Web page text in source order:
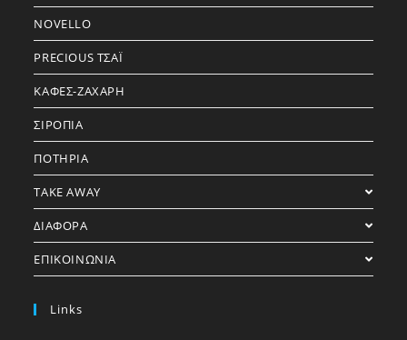
NOVELLO
PRECIOUS ΤΣΑΪ
ΚΑΦΕΣ-ΖΑΧΑΡΗ
ΣΙΡΟΠΙΑ
ΠΟΤΗΡΙΑ
TAKE AWAY
ΔΙΑΦΟΡΑ
ΕΠΙΚΟΙΝΩΝΙΑ
Links